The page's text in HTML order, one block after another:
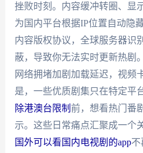
挫败时刻。内容缓冲转圈、显
为国内平台根据IP位置自动隐
内容版权协议，全球服务器识
蔽，导致你无法实时更新热剧
网络拥堵加剧加载延迟，视频
是，一些优质剧集只在特定平
除港澳台限制 前，想看热门番
示。这些日常痛点汇聚成一个
国外可以看国内电视剧的app不